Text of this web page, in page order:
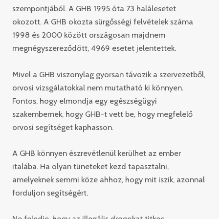
szempontjából. A GHB 1995 óta 73 halálesetet
okozott. A GHB okozta sürgősségi felvételek száma
1998 és 2000 között országosan majdnem
megnégyszereződött, 4969 esetet jelentettek.
Mivel a GHB viszonylag gyorsan távozik a szervezetből,
orvosi vizsgálatokkal nem mutatható ki könnyen.
Fontos, hogy elmondja egy egészségügyi
szakembernek, hogy GHB-t vett be, hogy megfelelő
orvosi segítséget kaphasson.
A GHB könnyen észrevétlenül kerülhet az ember
italába. Ha olyan tüneteket kezd tapasztalni,
amelyeknek semmi köze ahhoz, hogy mit iszik, azonnal
forduljon segítségért.